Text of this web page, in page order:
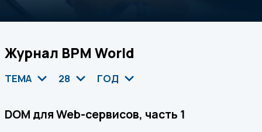
Журнал ВРМ World
ТЕМА 28 ГОД
DOM для Web-сервисов, часть 1